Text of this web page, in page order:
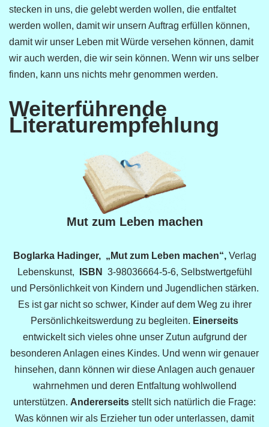
stecken in uns, die gelebt werden wollen, die entfaltet
werden wollen, damit wir unsern Auftrag erfüllen können,
damit wir unser Leben mit Würde versehen können, damit
wir auch werden, die wir sein können. Wenn wir uns selber
finden, kann uns nichts mehr genommen werden.
Weiterführende
Literaturempfehlung
Mut zum Leben machen
Boglarka Hadinger, „Mut zum Leben machen“, Verlag
Lebenskunst,
ISBN
3-98036664-5-6, Selbstwertgefühl
und Persönlichkeit von Kindern und Jugendlichen stärken.
Es ist gar nicht so schwer, Kinder auf dem Weg zu ihrer
Persönlichkeitswerdung zu begleiten. Einerseits
entwickelt sich vieles ohne unser Zutun aufgrund der
besonderen Anlagen eines Kindes. Und wenn wir genauer
hinsehen, dann können wir diese Anlagen auch genauer
wahrnehmen und deren Entfaltung wohlwollend
unterstützen. Andererseits stellt sich natürlich die Frage:
Was können wir als Erzieher tun oder unterlassen, damit